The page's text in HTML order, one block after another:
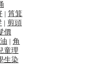
| 筲箕
| 剪頭
價
| 角
童理
生染